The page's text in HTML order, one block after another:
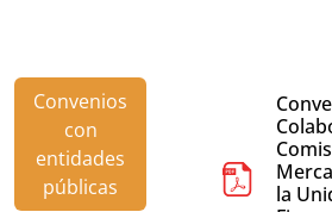
Convenios
con
entidades
públicas
la